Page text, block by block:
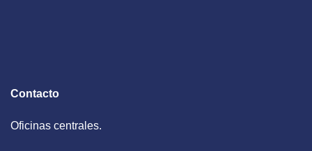
Contacto
Oficinas centrales.